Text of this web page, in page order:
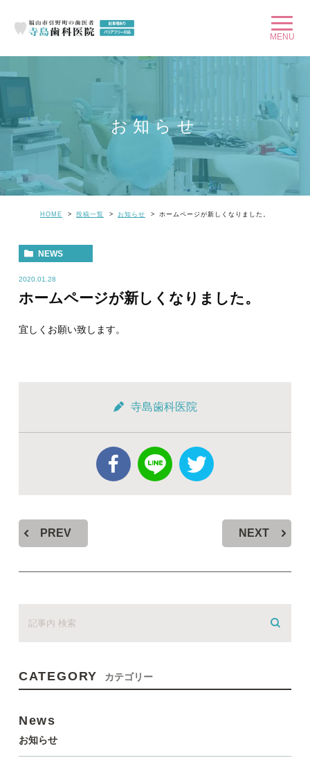
お知らせ
HOME 投稿一覧 お知らせ ホームページが新しくなりました。
NEWS
2020.01.28
ホームページが新しくなりました。
宜しくお願い致します。
寺島歯科医院
PREV NEXT
CATEGORY カテゴリー
News
お知らせ